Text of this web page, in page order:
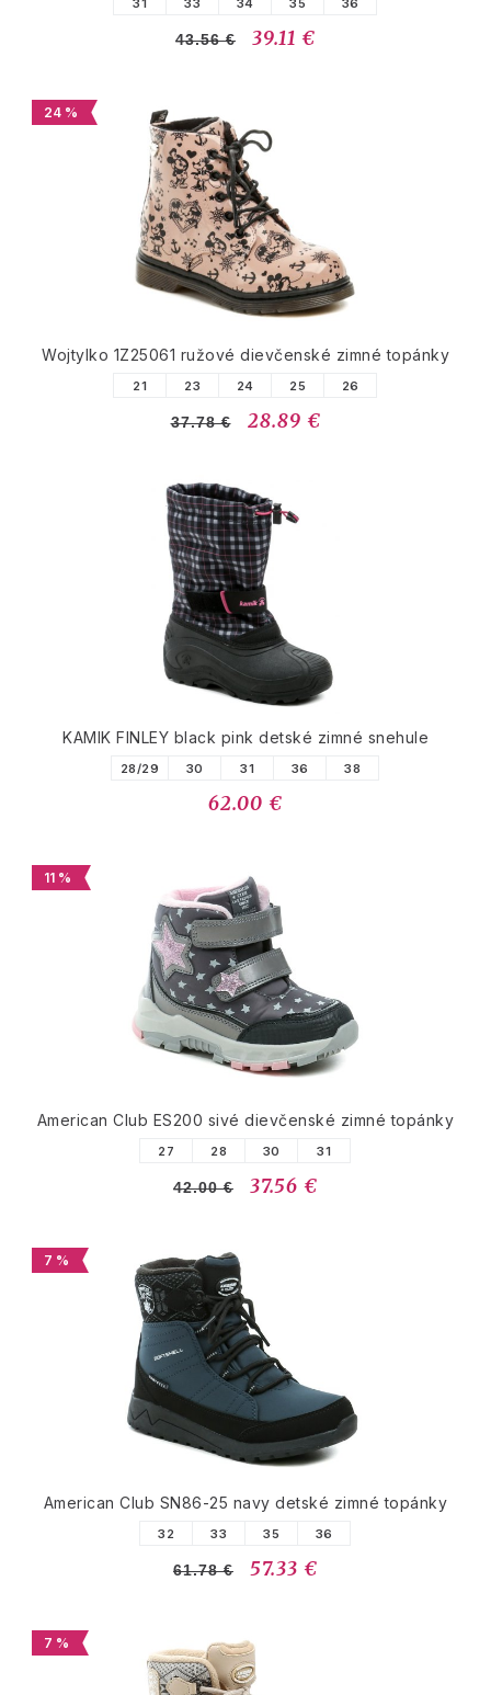
31 33 34 35 36
43.56 € 39.11 €
24 %
Wojtylko 1Z25061 ružové dievčenské zimné topánky
21 23 24 25 26
37.78 € 28.89 €
KAMIK FINLEY black pink detské zimné snehule
28/29 30 31 36 38
62.00 €
11 %
American Club ES200 sivé dievčenské zimné topánky
27 28 30 31
42.00 € 37.56 €
7 %
American Club SN86-25 navy detské zimné topánky
32 33 35 36
61.78 € 57.33 €
7 %